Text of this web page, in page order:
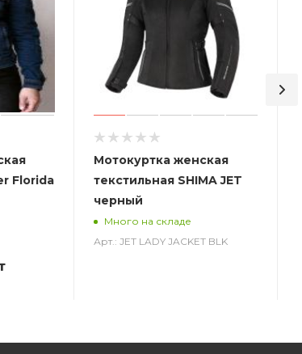
Florida
Мотокуртка женская
текстильная SHIMA JET
черный
Много на складе
Арт.: JET LADY JACKET BLK